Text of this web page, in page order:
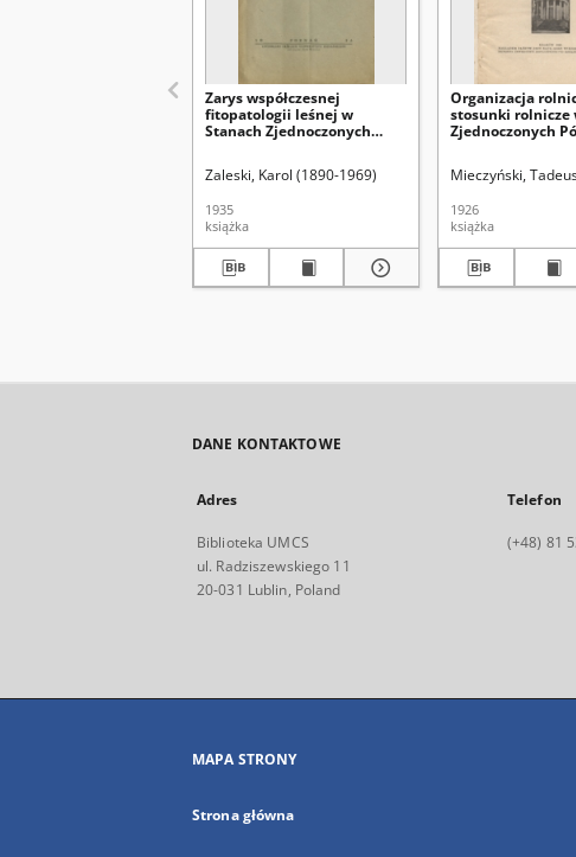
Zarys współczesnej
fitopatologii leśnej w
Stanach Zjednoczonych
Zaleski, Karol (1890-1969)
1935
książka
Organizacja
stosunki rolnicze
Zjednoczonych
Mieczyński,
1926
książka
DANE KONTAKTOWE
Adres
Biblioteka UMCS
ul. Radziszewskiego 11
20-031 Lublin, Poland
Telefon
(+48) 81
MAPA STRONY
Strona główna